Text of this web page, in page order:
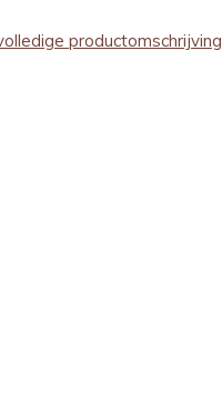
productomschrijving